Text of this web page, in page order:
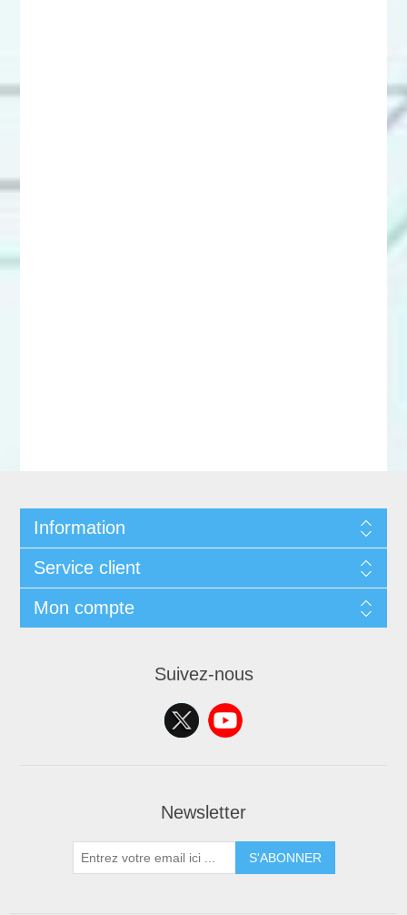
Information
Service client
Mon compte
Suivez-nous
Newsletter
S'ABONNER